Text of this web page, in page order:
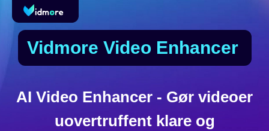
Vidmore Video Enhancer
AI Video Enhancer - Gør videoer
uovertruffent klare og